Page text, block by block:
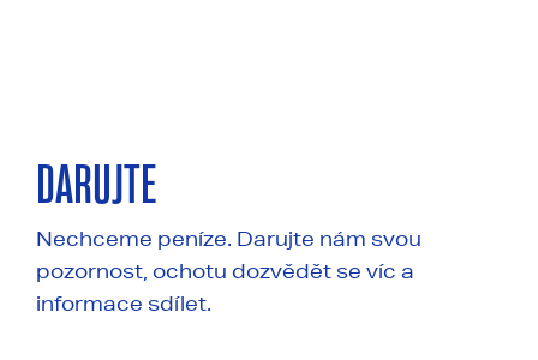
DARUJTE
Nechceme peníze. Darujte nám svou
pozornost, ochotu dozvědět se víc a
informace sdílet.